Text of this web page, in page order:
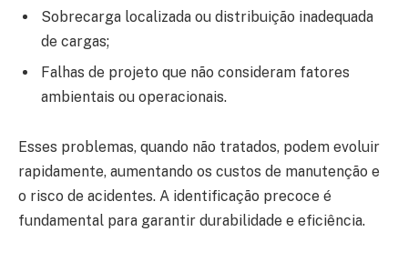
Sobrecarga localizada ou distribuição inadequada
de cargas;
Falhas de projeto que não consideram fatores
ambientais ou operacionais.
Esses problemas, quando não tratados, podem evoluir
rapidamente, aumentando os custos de manutenção e
o risco de acidentes. A identificação precoce é
fundamental para garantir durabilidade e eficiência.